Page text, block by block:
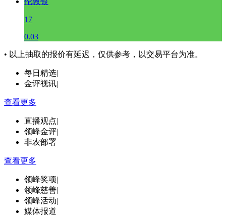
17
0.03
• 以上抽取的报价有延迟，仅供参考，以交易平台为准。
每日精选|
金评视讯|
查看更多
直播观点|
领峰金评|
非农部署
查看更多
领峰奖项|
领峰慈善|
领峰活动|
媒体报道